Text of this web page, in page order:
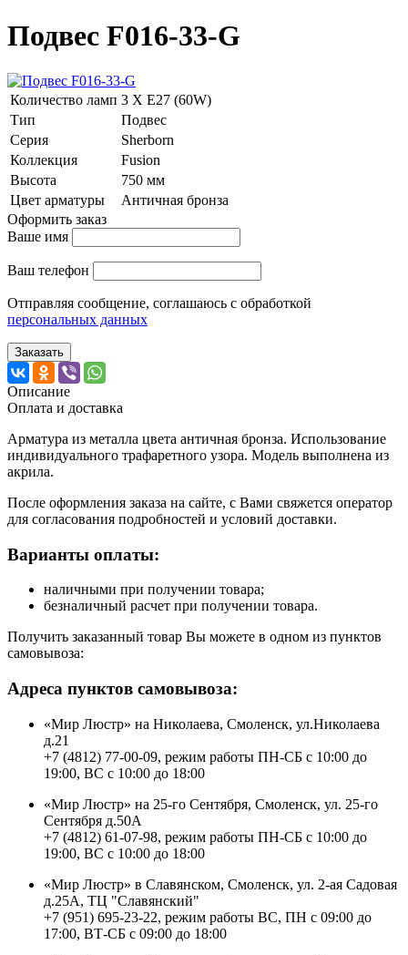
Подвес F016-33-G
Количество ламп 3 Х E27 (60W)
Тип
Подвес
Серия
Sherborn
Коллекция
Fusion
Высота
750 мм
Цвет арматуры
Античная бронза
Оформить заказ
Ваше имя
Ваш телефон
Отправляя сообщение, соглашаюсь с обработкой
персональных данных
Заказать
Описание
Оплата и доставка
Арматура из металла цвета античная бронза. Использование
индивидуального трафаретного узора. Модель выполнена из
акрила.
После оформления заказа на сайте, с Вами свяжется оператор
для согласования подробностей и условий доставки.
Варианты оплаты:
наличными при получении товара;
безналичный расчет при получении товара.
Получить заказанный товар Вы можете в одном из пунктов
самовывоза:
Адреса пунктов самовывоза:
«Мир Люстр» на Николаева, Смоленск, ул.Николаева
д.21
+7 (4812) 77-00-09, режим работы ПН-СБ с 10:00 до
19:00, ВС с 10:00 до 18:00
«Мир Люстр» на 25-го Сентября, Смоленск, ул. 25-го
Сентября д.50А
+7 (4812) 61-07-98, режим работы ПН-СБ с 10:00 до
19:00, ВС с 10:00 до 18:00
«Мир Люстр» в Славянском, Смоленск, ул. 2-ая Садовая
д.25А, ТЦ "Славянский"
+7 (951) 695-23-22, режим работы ВС, ПН с 09:00 до
17:00, ВТ-СБ с 09:00 до 18:00